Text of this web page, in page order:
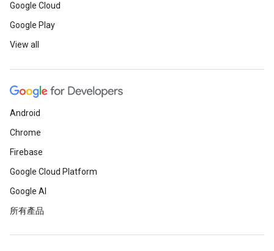
Google Cloud
Google Play
View all
Android
Chrome
Firebase
Google Cloud Platform
Google AI
所有產品